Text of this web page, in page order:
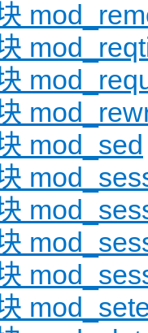
mod_sed